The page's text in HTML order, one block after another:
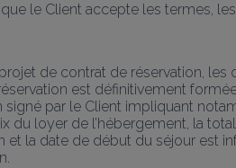
le Client accepte les termes,
de contrat de réservation,
est définitivement
par le Client impliquant
loyer de l’hébergement, la
la date de début du séjour est